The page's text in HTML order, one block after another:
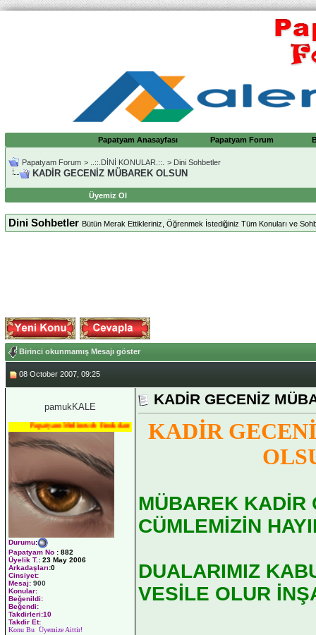
Papatyam Anasayfası Papatyam Forum
Papatyam Forum > ..::.DİNİ KONULAR.::. > Dini Sohbetler
KADİR GECENİZ MÜBAREK OLSUN
Üyemiz Ol
Dini Sohbetler Bütün Merak Ettikleriniz, Öğrenmek İstediğiniz Tüm Konuları ve
Birinci okunmamış Mesajı göster
08 October 2007, 09:25
pamukKALE
Papatyam Medineweb Emekdarı
Durumu:
Papatyam No : 882
Üyelik T.: 23 May 2006
Arkadaşları:0
Cinsiyet:
Mesaj: 900
Konular:
Beğenildi:
Beğendi:
Takdirleri:10
Takdir Et:
Konu Bu Üyemize Aittir!
KADİR GECENİZ
KADİR
MÜBAREK KADİR
CÜMLEMİZİN
DUALARIMIZ
VESİLE OLUR